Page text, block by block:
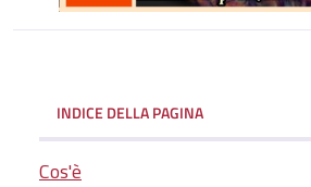
INDICE DELLA PAGINA
Cos'è